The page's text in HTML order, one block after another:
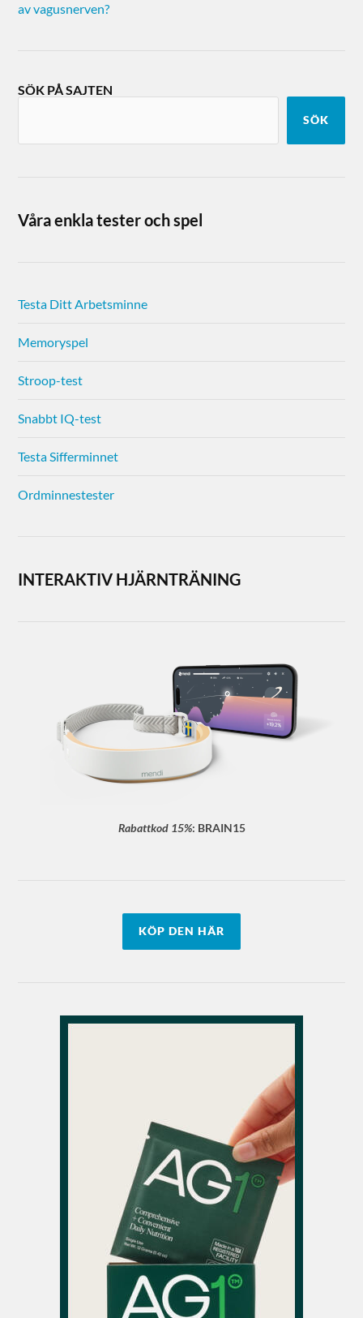
av vagusnerven?
SÖK PÅ SAJTEN
SÖK
Våra enkla tester och spel
Testa Ditt Arbetsminne
Memoryspel
Stroop-test
Snabbt IQ-test
Testa Sifferminnet
Ordminnestester
INTERAKTIV HJÄRNTRÄNING
Rabattkod 15%: BRAIN15
KÖP DEN HÄR